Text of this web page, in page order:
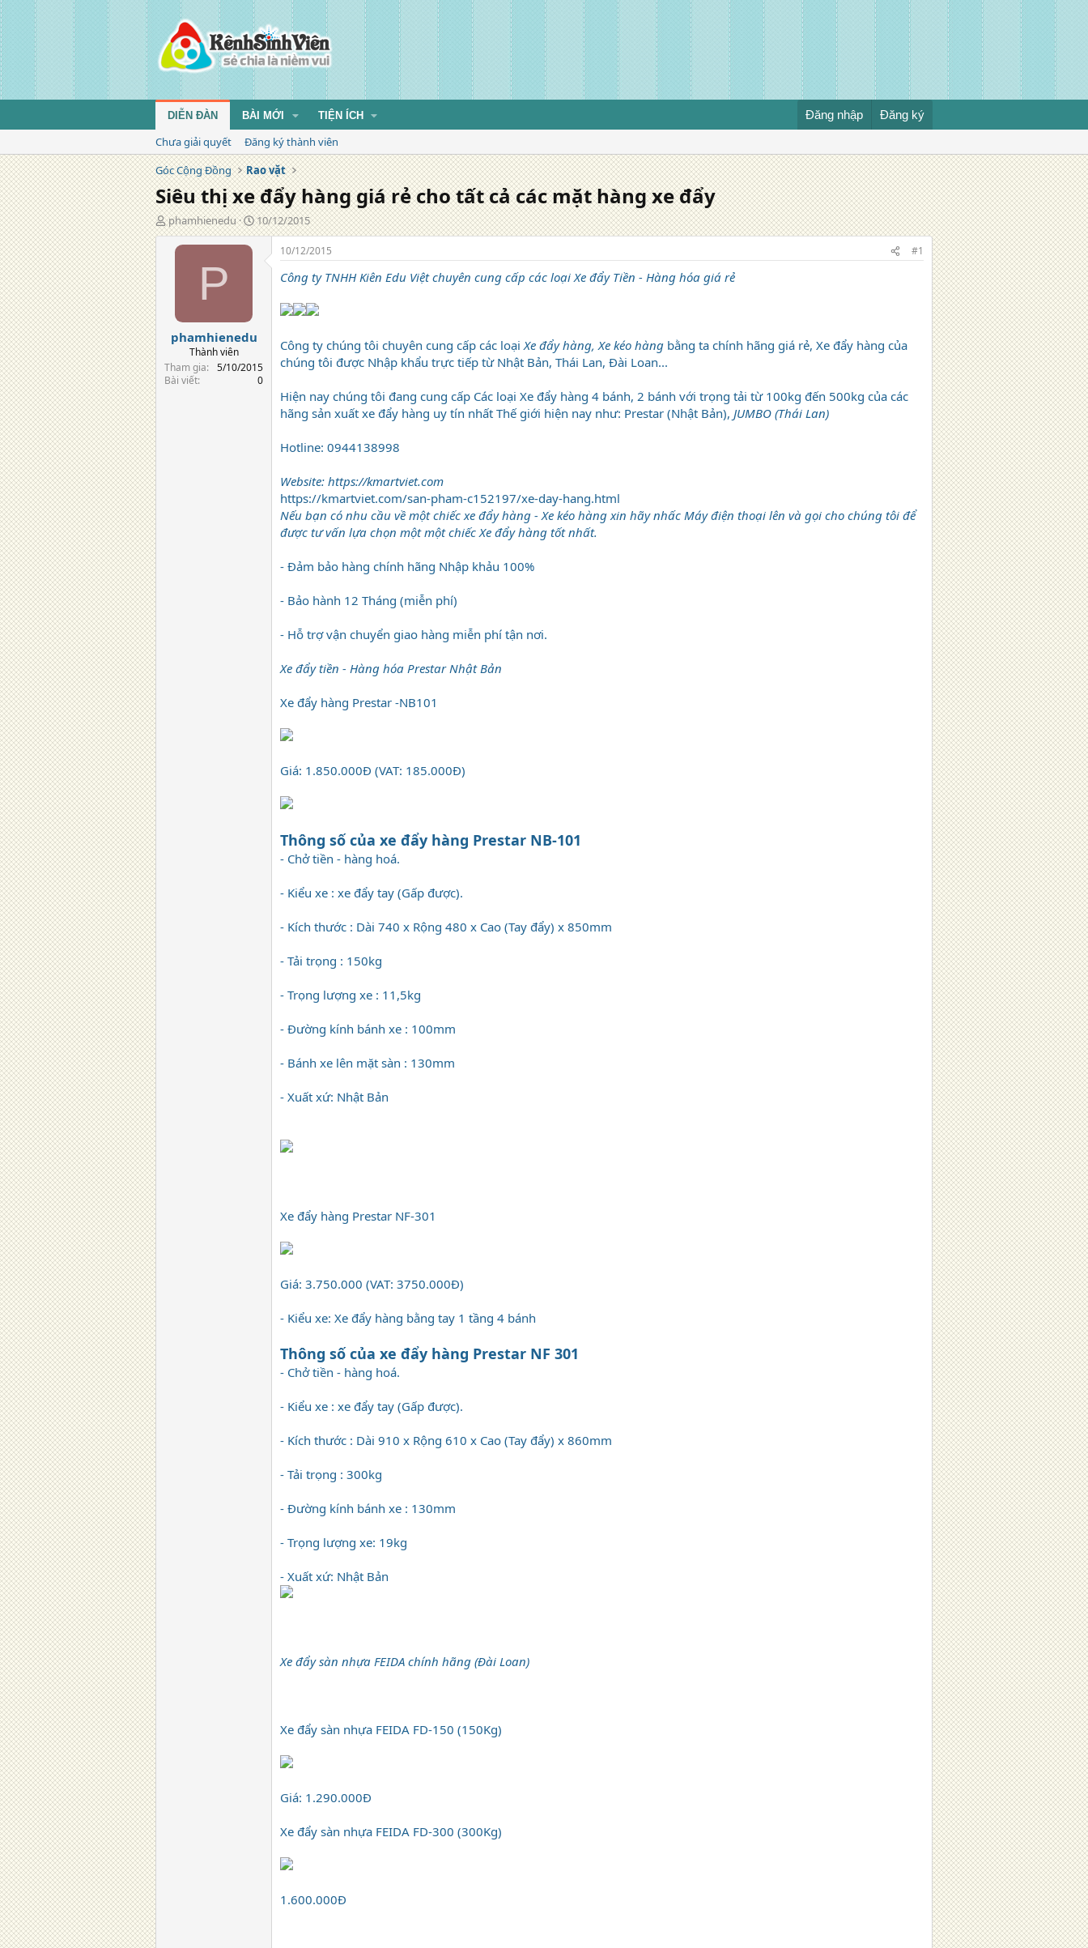
DIỄN ĐÀN BÀI MỚI TIỆN ÍCH Đăng nhập Đăng ký
Chưa giải quyết
Đăng ký thành viên
Góc Cộng Đồng
Rao vặt
Siêu thị xe đẩy hàng giá rẻ cho tất cả các mặt hàng xe đẩy
T
á
phamhienedu
N
g
10/12/2015
P
phamhienedu
Thành viên
Tham gia
5/10/2015
Bài viết
0
10/12/2015 #1
Công ty TNHH Kiên Edu Việt chuyên cung cấp các loại Xe đẩy Tiền - Hàng hóa giá rẻ
Công ty chúng tôi chuyên cung cấp các loạiXe đẩy hàng, Xe kéo hàng bằng ta chính hãng giá rẻ, Xe đẩy hàng của
chúng tôi được Nhập khẩu trực tiếp từ Nhật Bản, Thái Lan, Đài Loan...
Hiện nay chúng tôi đang cung cấp Các loại Xe đẩy hàng 4 bánh, 2 bánh với trọng tải từ 100kg đến 500kg của các
hãng sản xuất xe đẩy hàng uy tín nhất Thế giới hiện nay như: Prestar (Nhật Bản), JUMBO (Thái Lan)
Hotline: 0944138998
Website: https://kmartviet.com
https://kmartviet.com/san-pham-c152197/xe-day-hang.html
Nếu bạn có nhu cầu về một chiếc xe đẩy hàng - Xe kéo hàng xin hãy nhấc Máy điện thoại lên và gọi cho chúng tôi để
được tư vấn lựa chọn một một chiếc Xe đẩy hàng tốt nhất.
- Đảm bảo hàng chính hãng Nhập khảu 100%
- Bảo hành 12 Tháng (miễn phí)
- Hỗ trợ vận chuyển giao hàng miễn phí tận nơi.
Xe đẩy tiền - Hàng hóa Prestar Nhật Bản
Xe đẩy hàng Prestar -NB101
Giá: 1.850.000Đ (VAT: 185.000Đ)
Thông số của xe đẩy hàng Prestar NB-101
- Chở tiền - hàng hoá.
- Kiểu xe : xe đẩy tay (Gấp được).
- Kích thước : Dài 740 x Rộng 480 x Cao (Tay đẩy) x 850mm
- Tải trọng : 150kg
- Trọng lượng xe : 11,5kg
- Đường kính bánh xe : 100mm
- Bánh xe lên mặt sàn : 130mm
- Xuất xứ: Nhật Bản
Xe đẩy hàng Prestar NF-301
Giá: 3.750.000 (VAT: 3750.000Đ)
- Kiểu xe: Xe đẩy hàng bằng tay 1 tầng 4 bánh
Thông số của xe đẩy hàng Prestar NF 301
- Chở tiền - hàng hoá.
- Kiểu xe : xe đẩy tay (Gấp được).
- Kích thước : Dài 910 x Rộng 610 x Cao (Tay đẩy) x 860mm
- Tải trọng : 300kg
- Đường kính bánh xe : 130mm
- Trọng lượng xe: 19kg
- Xuất xứ: Nhật Bản
Xe đẩy sàn nhựa FEIDA chính hãng (Đài Loan)
Xe đẩy sàn nhựa FEIDA FD-150 (150Kg)
Giá: 1.290.000Đ
Xe đẩy sàn nhựa FEIDA FD-300 (300Kg)
1.600.000Đ